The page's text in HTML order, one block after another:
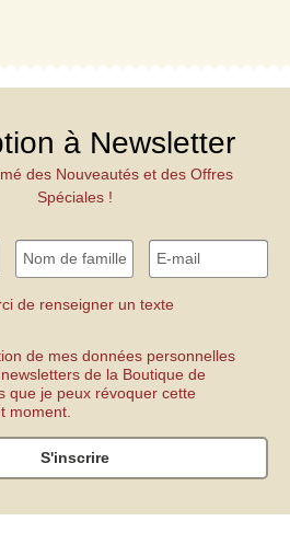
à Newsletter
des Nouveautés et des Offres
Spéciales !
de renseigner un texte
de mes données personnelles
de la Boutique de
que je peux révoquer cette
moment.
S'inscrire